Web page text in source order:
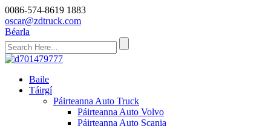
0086-574-8619 1883
oscar@zdtruck.com
Béarla
Baile
Táirgí
Páirteanna Auto Truck
Páirteanna Auto Volvo
Páirteanna Auto Scania